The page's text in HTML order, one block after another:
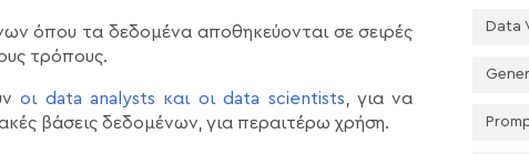
όπου τα δεδομένα αποθηκεύονται σε σειρές
τρόπους.
οι data analysts και οι data scientists , για να
βάσεις δεδομένων, για περαιτέρω χρήση.
Data